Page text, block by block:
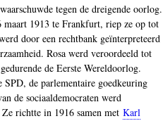
tegen de dreigende oorlog.
maart 1913 te Frankfurt, riep ze op tot
door een rechtbank geïnterpreteerd
Rosa werd veroordeeld tot
de Eerste Wereldoorlog.
SPD, de parlementaire goedkeuring
de sociaaldemocraten werd
richtte in 1916 samen met Karl